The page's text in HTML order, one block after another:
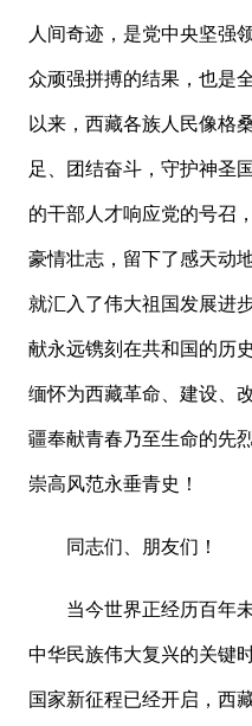
人间奇迹，是党中央坚强
众顽强拼搏的结果，也是
以来，西藏各族人民像格
足、团结奋斗，守护神圣
的干部人才响应党的号召
豪情壮志，留下了感天动
就汇入了伟大祖国发展进
献永远镌刻在共和国的历
缅怀为西藏革命、建设、
疆奉献青春乃至生命的先
崇高风范永垂青史！
同志们、朋友们！
当今世界正经历百年未
中华民族伟大复兴的关键
国家新征程已经开启，西